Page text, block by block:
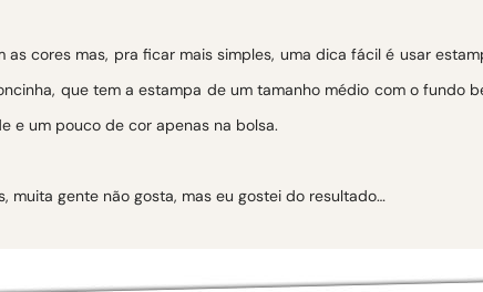
cores mas, pra ficar mais simples, uma dica fácil é usar
que tem a estampa de um tamanho médio com o fundo
e um pouco de cor apenas na bolsa.
muita gente não gosta, mas eu gostei do resultado…